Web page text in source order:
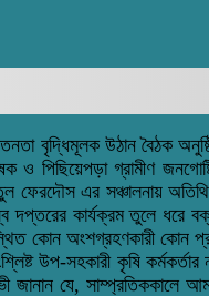
বৃদ্ধিমূলক উঠান বৈঠক
পিছিয়েপড়া গ্রামীণ
ফেরদৌস এর সঞ্চালনায়
দপ্তরের কার্যক্রম তুলে
অংশগ্রহণকারী কোন
উপ-সহকারী কৃষি
যে, সাম্প্রতিককালে